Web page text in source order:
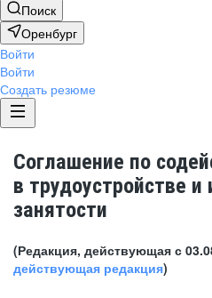
Поиск
Оренбург
Войти
Войти
Создать резюме
Соглашение по
в трудоустройстве
занятости
(Редакция, действующая с
действующая редакция)